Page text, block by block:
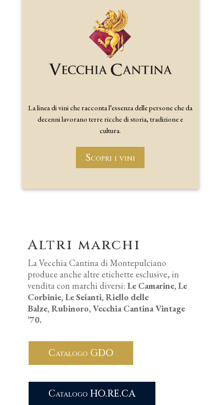
La linea di vini che racconta l’essenza delle persone che da
decenni lavorano terre ricche di storia, tradizione e
cultura.
Scopri i vini
Altri marchi
La Vecchia Cantina di Montepulciano
produce anche altre etichette esclusive, in
vendita con marchi diversi: Le Camarine,Le
Corbinie,Le Seianti,Riello delle
Balze,Rubinoro,Vecchia Cantina Vintage
’70.
Catalogo GDO
Catalogo HO.RE.CA